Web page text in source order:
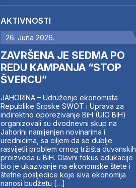
AKTIVNOSTI
26. Juna 2026.
ZAVRŠENA JE SEDMA PO
REDU KAMPANJA “STOP
ŠVERCU”
JAHORINA – Udruženje ekonomista
Republike Srpske SWOT i Uprava za
indirektno oporezivanje BiH (UIO BiH)
organizovali su dvodnevni skup na
Jahorini namijenjen novinarima i
urednicima, sa ciljem da se dublje
rasvijetli problem crnog tržišta duvanskih
proizvoda u BiH. Glavni fokus edukacije
bio je ukazivanje na ekonomske štete i
štetne posljedice koje siva ekonomija
nanosi budžetu […]